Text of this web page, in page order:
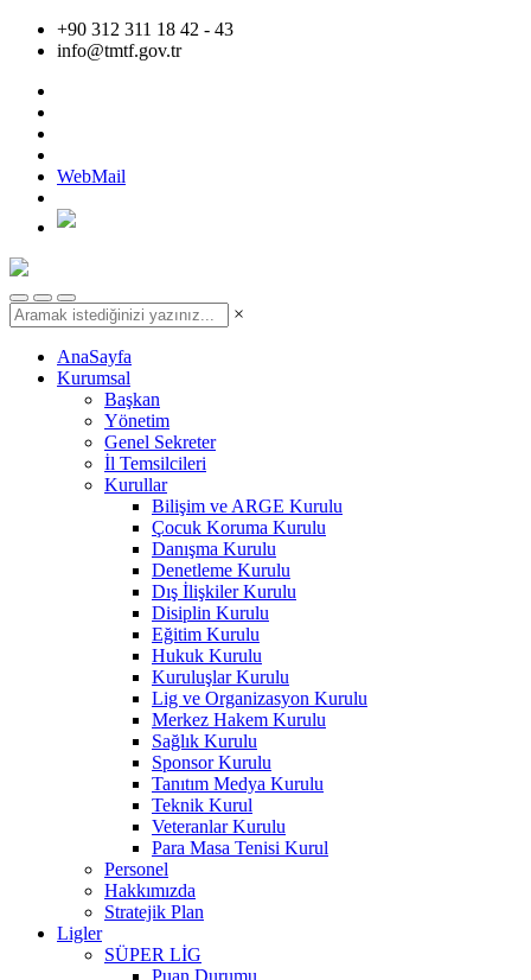
+90 312 311 18 42 - 43
info@tmtf.gov.tr
WebMail
×
AnaSayfa
Kurumsal
Başkan
Yönetim
Genel Sekreter
İl Temsilcileri
Kurullar
Bilişim ve ARGE Kurulu
Çocuk Koruma Kurulu
Danışma Kurulu
Denetleme Kurulu
Dış İlişkiler Kurulu
Disiplin Kurulu
Eğitim Kurulu
Hukuk Kurulu
Kuruluşlar Kurulu
Lig ve Organizasyon Kurulu
Merkez Hakem Kurulu
Sağlık Kurulu
Sponsor Kurulu
Tanıtım Medya Kurulu
Teknik Kurul
Veteranlar Kurulu
Para Masa Tenisi Kurul
Personel
Hakkımızda
Stratejik Plan
Ligler
SÜPER LİG
Puan Durumu